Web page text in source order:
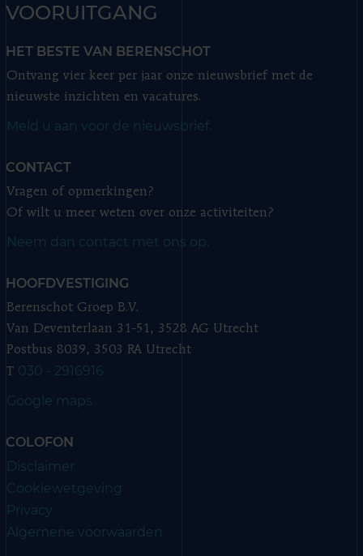
VOORUITGANG
HET BESTE VAN BERENSCHOT
Ontvang vier keer per jaar onze nieuwsbrief met de
nieuwste inzichten en vacatures.
Meld u aan voor de nieuwsbrief.
CONTACT
Vragen of opmerkingen?
Of wilt u meer weten over onze activiteiten?
Neem dan contact met ons op.
HOOFDVESTIGING
Berenschot Groep B.V.
Van Deventerlaan 31-51, 3528 AG Utrecht
Postbus 8039, 3503 RA Utrecht
T 030 - 2916916
Google maps
COLOFON
Disclaimer
Cookiewetgeving
Privacy
Algemene voorwaarden